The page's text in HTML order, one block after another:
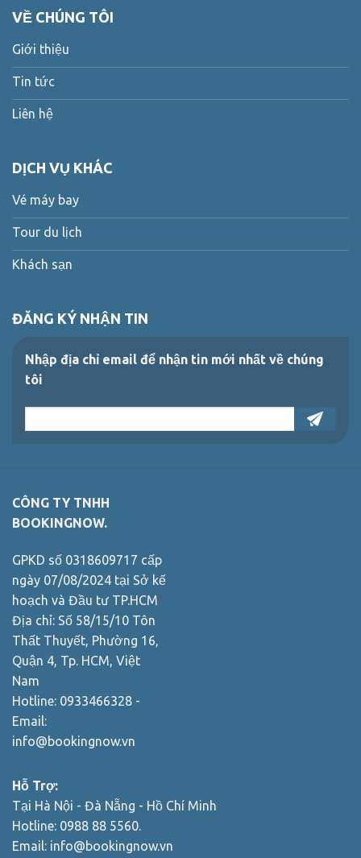
VỀ CHÚNG TÔI
Giới thiệu
Tin tức
Liên hệ
DỊCH VỤ KHÁC
Vé máy bay
Tour du lịch
Khách sạn
ĐĂNG KÝ NHẬN TIN
Nhập địa chỉ email để nhận tin mới nhất về chúng
tôi
CÔNG TY TNHH
BOOKINGNOW.
GPKD số 0318609717 cấp
ngày 07/08/2024 tại Sở kế
hoạch và Đầu tư TP.HCM
Địa chỉ: Số 58/15/10 Tôn
Thất Thuyết, Phường 16,
Quận 4, Tp. HCM, Việt
Nam
Hotline: 0933466328 -
Email:
info@bookingnow.vn
Hỗ Trợ:
Tại Hà Nội - Đà Nẵng - Hồ Chí Minh
Hotline: 0988 88 5560.
Email: info@bookingnow.vn